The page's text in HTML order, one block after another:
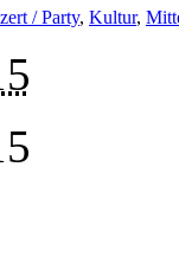
/ Party, Kultur,